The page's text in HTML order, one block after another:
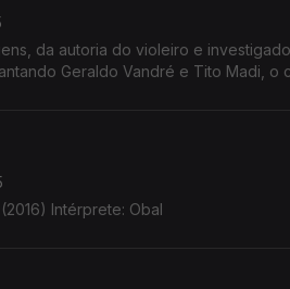
do violeiro e investigador Cacai Nunes: Ernesto Nazareth
Geraldo Vandré e Tito Madi, o
Intérprete: Obal